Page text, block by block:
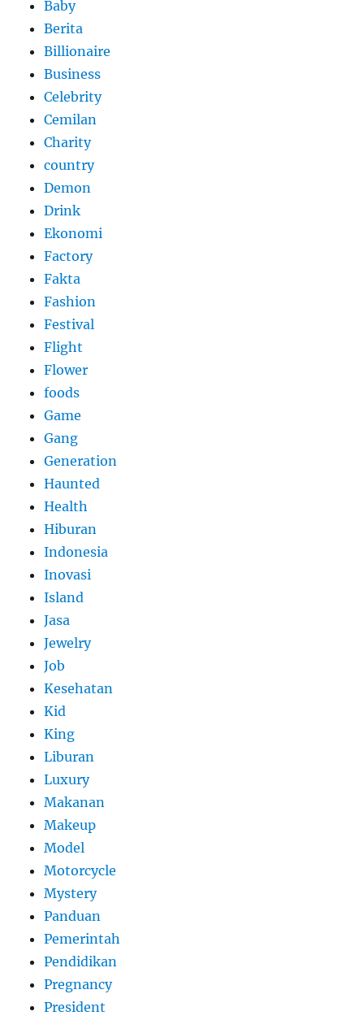
Baby
Berita
Billionaire
Business
Celebrity
Cemilan
Charity
country
Demon
Drink
Ekonomi
Factory
Fakta
Fashion
Festival
Flight
Flower
foods
Game
Gang
Generation
Haunted
Health
Hiburan
Indonesia
Inovasi
Island
Jasa
Jewelry
Job
Kesehatan
Kid
King
Liburan
Luxury
Makanan
Makeup
Model
Motorcycle
Mystery
Panduan
Pemerintah
Pendidikan
Pregnancy
President